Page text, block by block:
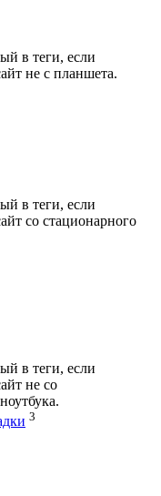
в теги, если
не с планшета.
в теги, если
со стационарного
в теги, если
не со
3